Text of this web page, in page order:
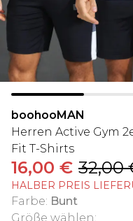
boohooMAN
Herren Active Gym
Fit T-Shirts
16,00 € 32,00
HALBER PREIS
Farbe: Bunt
Größe wählen: